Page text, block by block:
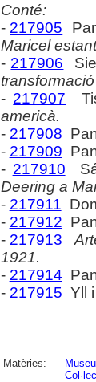
Conté:
- 217905
Maricel
- 217906
- 217907
americà.
- 217908
- 217909
- 217910
Deering a
- 217911
- 217912
- 217913
1921.
- 217914
- 217915 Yll
Matèries: